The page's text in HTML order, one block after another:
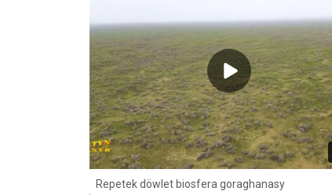
Repetek döwlet biosfera goraghanasy